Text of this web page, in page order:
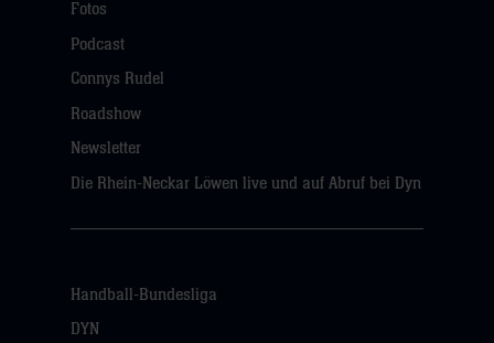
Fotos
Podcast
Connys Rudel
Roadshow
Newsletter
Die Rhein-Neckar Löwen live und auf Abruf bei Dyn
Handball-Bundesliga
DYN